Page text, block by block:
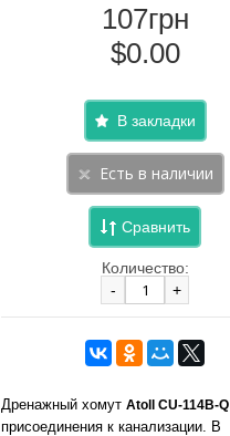
107грн
$0.00
В закладки
Сравнить
Количество:
-
+
Дренажный хомут Atoll CU-114B-Q
присоединения к канализации. В